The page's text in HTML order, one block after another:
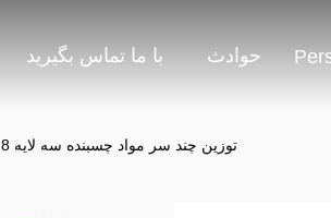
با ما تماس بگیرید حوادث
توزین چند سر مواد چسبنده سه لایه 8 سر برای مواد غذایی روغنی